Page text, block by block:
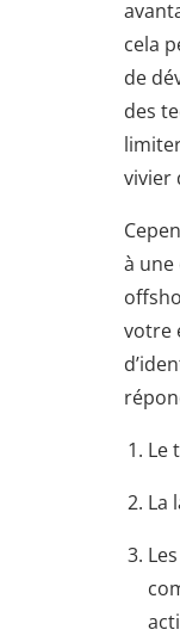
cela
de
des
vivier
à
votre
Le
La